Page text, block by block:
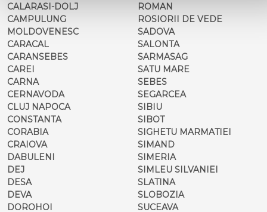
CALARASI-DOLJ
CAMPULUNG
MOLDOVENESC
CARACAL
CARANSEBES
CAREI
CARNA
CERNAVODA
CLUJ NAPOCA
CONSTANTA
CORABIA
CRAIOVA
DABULENI
DEJ
DESA
DEVA
DOROHOI
ROMAN
ROSIORII DE VEDE
SADOVA
SALONTA
SARMASAG
SATU MARE
SEBES
SEGARCEA
SIBIU
SIBOT
SIGHETU MARMATIEI
SIMAND
SIMERIA
SIMLEU SILVANIEI
SLATINA
SLOBOZIA
SUCEAVA